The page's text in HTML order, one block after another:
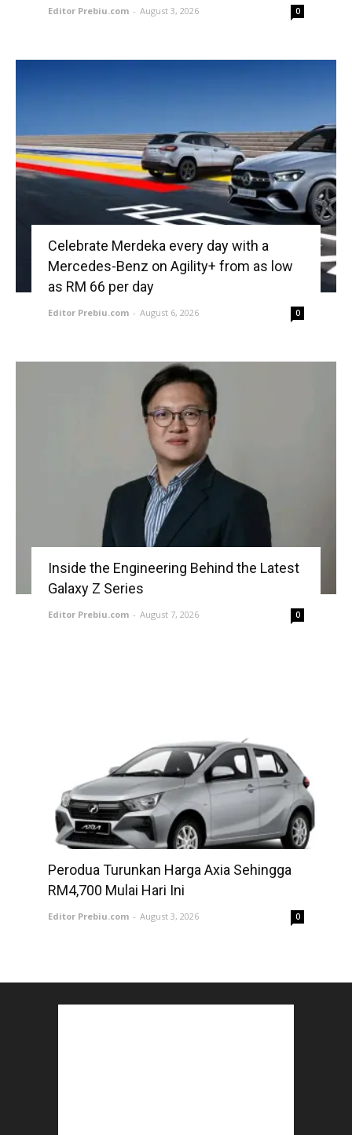
Editor Prebiu.com - August 3, 2026 0
Celebrate Merdeka every day with a
Mercedes-Benz on Agility+ from as low
as RM 66 per day
Editor Prebiu.com - August 6, 2026 0
Inside the Engineering Behind the Latest
Galaxy Z Series
Editor Prebiu.com - August 7, 2026 0
Perodua Turunkan Harga Axia Sehingga
RM4,700 Mulai Hari Ini
Editor Prebiu.com - August 3, 2026 0